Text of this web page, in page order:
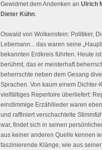
Gewidmet dem Andenken an Ulrich
Dieter Kühn.
Oswald von Wolkenstein: Politiker,
Lebemann... das waren seine
bekannten Erdkreis führten. Heute
berühmt, das er meisterhaft
beherrschte neben dem Gesang
Sprachen. Von kaum einem
vielfältiges Repertoire überliefert:
einstimmige Erzähllieder waren
und raffiniert verschachtelte
war, findet sich in seinen
aus keiner anderen Quelle kennen
faszinierende Klänge, wie aus